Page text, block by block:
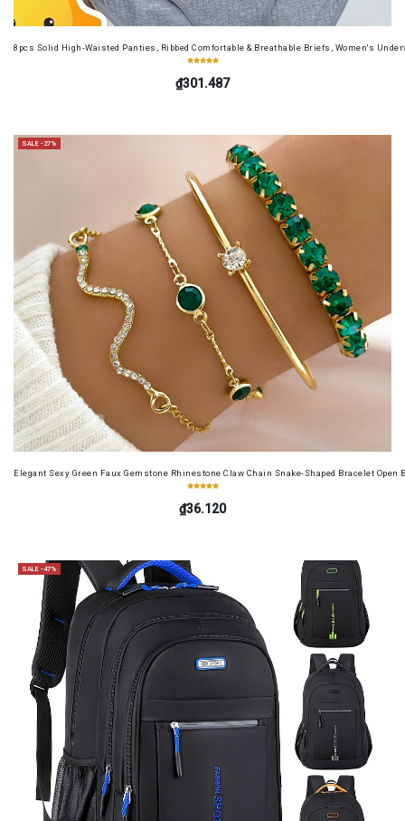
8pcs Solid High-Waisted Panties, Ribbed Comfortable & Breathable Briefs, Women's
₫301.487
SALE -27%
Elegant Sexy Green Faux Gemstone Rhinestone Claw Chain Snake-Shaped Bracelet Open
₫36.120
SALE -47%